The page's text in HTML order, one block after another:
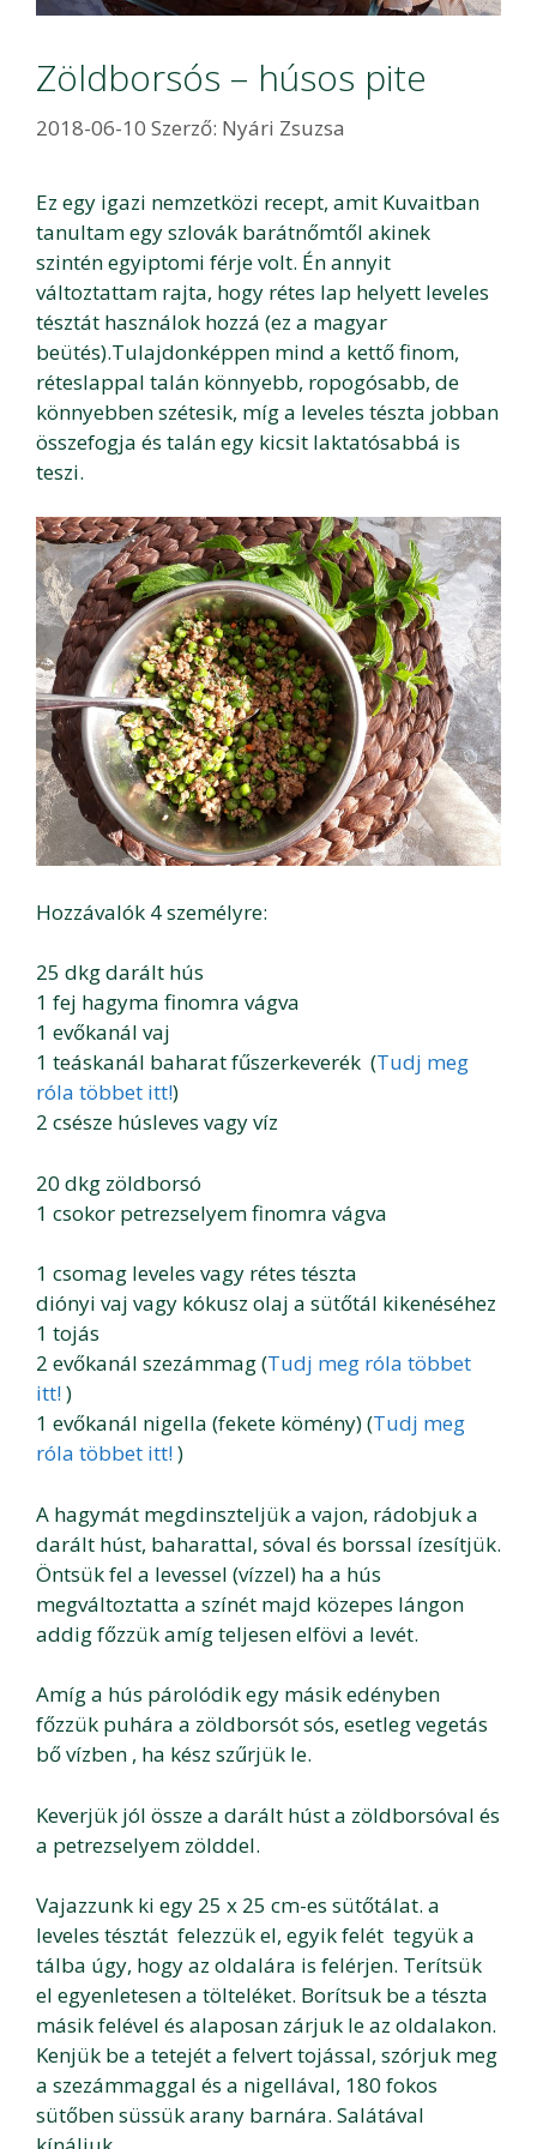
Zöldborsós – húsos pite
2018-06-10 Szerző: Nyári Zsuzsa
Ez egy igazi nemzetközi recept, amit Kuvaitban
tanultam egy szlovák barátnőmtől akinek
szintén egyiptomi férje volt. Én annyit
változtattam rajta, hogy rétes lap helyett leveles
tésztát használok hozzá (ez a magyar
beütés).Tulajdonképpen mind a kettő finom,
réteslappal talán könnyebb, ropogósabb, de
könnyebben szétesik, míg a leveles tészta jobban
összefogja és talán egy kicsit laktatósabbá is
teszi.
Hozzávalók 4 személyre:
25 dkg darált hús
1 fej hagyma finomra vágva
1 evőkanál vaj
1 teáskanál baharat fűszerkeverék (Tudj meg
róla többet itt!)
2 csésze húsleves vagy víz
20 dkg zöldborsó
1 csokor petrezselyem finomra vágva
1 csomag leveles vagy rétes tészta
diónyi vaj vagy kókusz olaj a sütőtál kikenéséhez
1 tojás
2 evőkanál szezámmag (Tudj meg róla többet
itt!)
1 evőkanál nigella (fekete kömény) (Tudj meg
róla többet itt!)
A hagymát megdinszteljük a vajon, rádobjuk a
darált húst, baharattal, sóval és borssal ízesítjük.
Öntsük fel a levessel (vízzel) ha a hús
megváltoztatta a színét majd közepes lángon
addig főzzük amíg teljesen elfövi a levét.
Amíg a hús párolódik egy másik edényben
főzzük puhára a zöldborsót sós, esetleg vegetás
bő vízben , ha kész szűrjük le.
Keverjük jól össze a darált húst a zöldborsóval és
a petrezselyem zölddel.
Vajazzunk ki egy 25 x 25 cm-es sütőtálat. a
leveles tésztát felezzük el, egyik felét tegyük a
tálba úgy, hogy az oldalára is felérjen. Terítsük
el egyenletesen a tölteléket. Borítsuk be a tészta
másik felével és alaposan zárjuk le az oldalakon.
Kenjük be a tetejét a felvert tojással, szórjuk meg
a szezámmaggal és a nigellával, 180 fokos
sütőben süssük arany barnára. Salátával